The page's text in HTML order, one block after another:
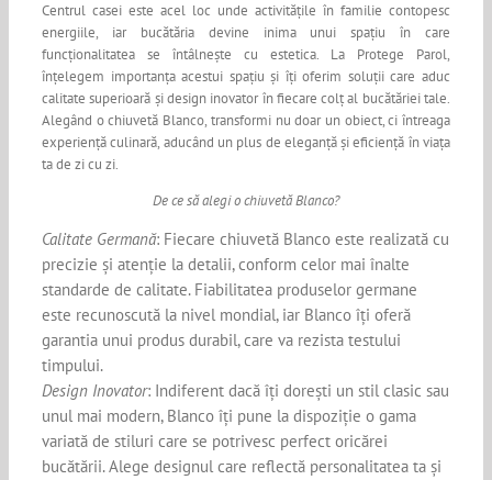
Centrul casei este acel loc unde activitățile în familie contopesc
energiile, iar bucătăria devine inima unui spațiu în care
funcționalitatea se întâlnește cu estetica. La Protege Parol,
înțelegem importanța acestui spațiu și îți oferim soluții care aduc
calitate superioară și design inovator în fiecare colț al bucătăriei tale.
Alegând o chiuvetă Blanco, transformi nu doar un obiect, ci întreaga
experiență culinară, aducând un plus de eleganță și eficiență în viața
ta de zi cu zi.
De ce să alegi o chiuvetă Blanco?
Calitate Germană: Fiecare chiuvetă Blanco este realizată cu
precizie și atenție la detalii, conform celor mai înalte
standarde de calitate. Fiabilitatea produselor germane
este recunoscută la nivel mondial, iar Blanco îți oferă
garantia unui produs durabil, care va rezista testului
timpului.
Design Inovator: Indiferent dacă îți dorești un stil clasic sau
unul mai modern, Blanco îți pune la dispoziție o gama
variată de stiluri care se potrivesc perfect oricărei
bucătării. Alege designul care reflectă personalitatea ta și